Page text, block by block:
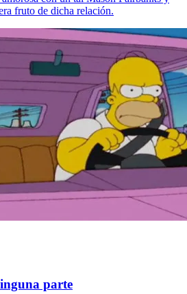
fruto de dicha relación.
parte